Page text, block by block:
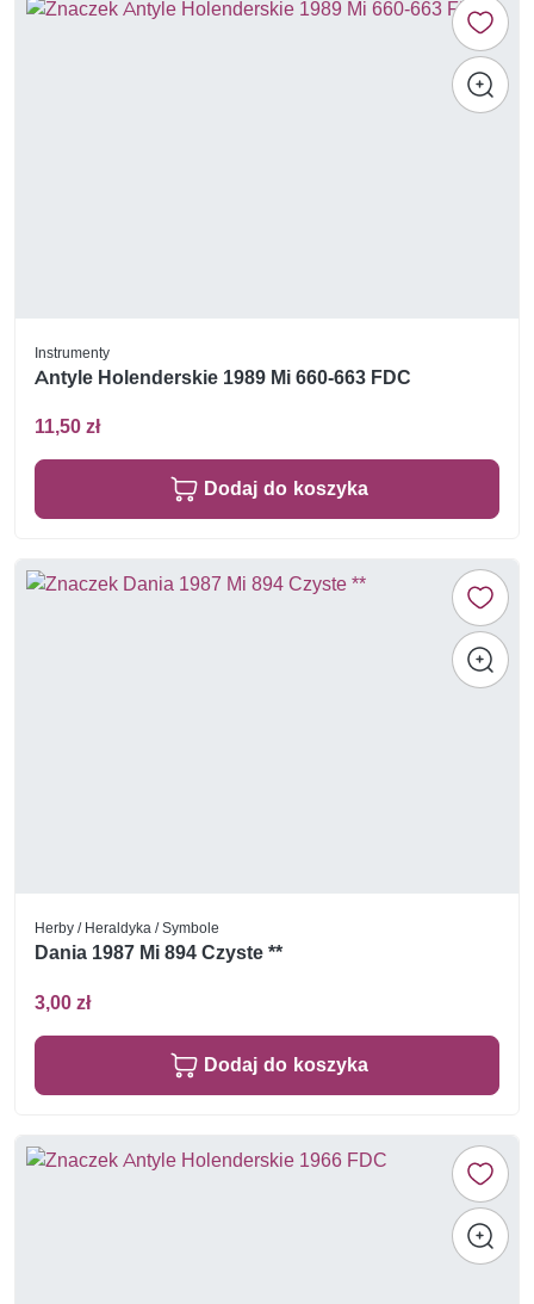
Instrumenty
Antyle Holenderskie 1989 Mi 660-663 FDC
11,50 zł
Dodaj do koszyka
Herby / Heraldyka / Symbole
Dania 1987 Mi 894 Czyste **
3,00 zł
Dodaj do koszyka